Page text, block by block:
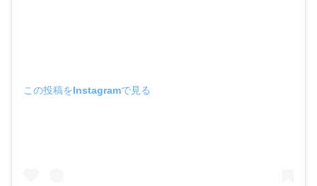
この投稿をInstagramで見る